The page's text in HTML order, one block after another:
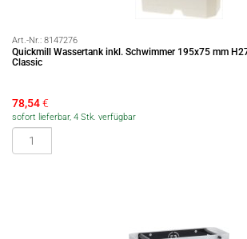
Art.-Nr.: 8147276
Quickmill Wassertank inkl. Schwimmer 195x75 mm
Classic
78,54€
sofort lieferbar, 4 Stk. verfügbar